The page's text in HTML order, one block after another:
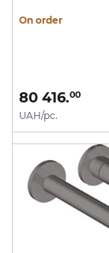
On order
80 416.00
UAH/pc.